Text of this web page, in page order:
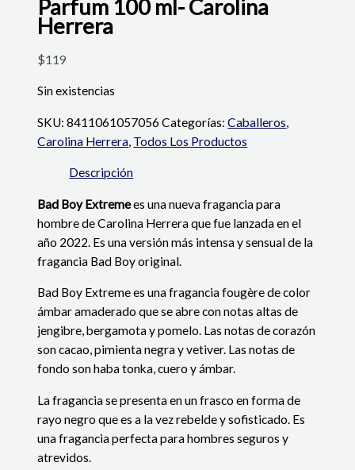
Parfum 100 ml- Carolina
Herrera
$119
Sin existencias
SKU:8411061057056 Categorías:Caballeros,
Carolina Herrera, Todos Los Productos
Descripción
Bad Boy Extremees una nueva fragancia para
hombre de Carolina Herrera que fue lanzada en el
año 2022. Es una versión más intensa y sensual de la
fragancia Bad Boy original.
Bad Boy Extreme es una fragancia fougère de color
ámbar amaderado que se abre con notas altas de
jengibre, bergamota y pomelo. Las notas de corazón
son cacao, pimienta negra y vetiver. Las notas de
fondo son haba tonka, cuero y ámbar.
La fragancia se presenta en un frasco en forma de
rayo negro que es a la vez rebelde y sofisticado. Es
una fragancia perfecta para hombres seguros y
atrevidos.